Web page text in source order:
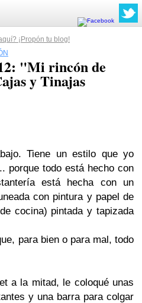
¡Propón tu blog!
"Mi rincón de
y Tinajas
Tiene un estilo que yo
porque todo está hecho con
está hecha con un
con pintura y papel de
cocina) pintada y tapizada
para bien o para mal, todo
a la mitad, le coloqué unas
y una barra para colgar